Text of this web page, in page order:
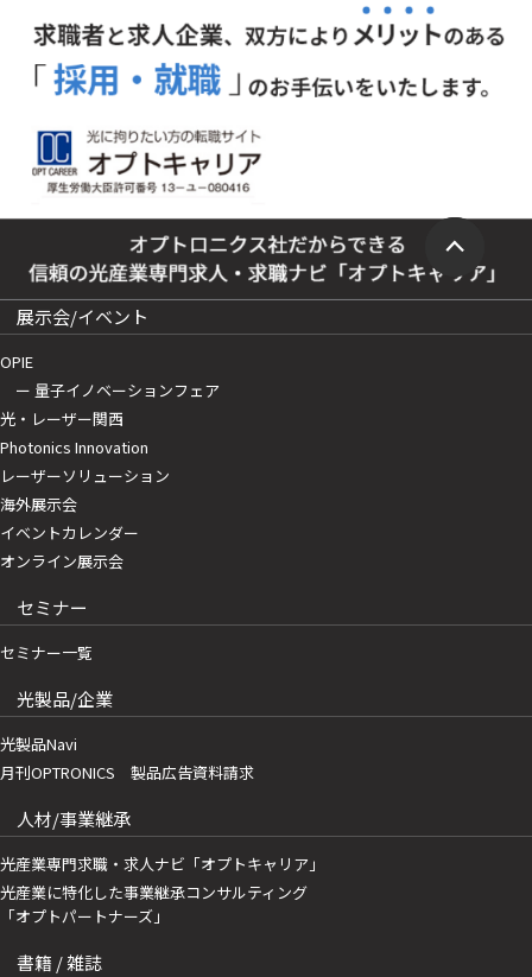
展示会/イベント
OPIE
ー 量子イノベーションフェア
光・レーザー関西
Photonics Innovation
レーザーソリューション
海外展示会
イベントカレンダー
オンライン展示会
セミナー
セミナー一覧
光製品/企業
光製品Navi
月刊OPTRONICS 製品広告資料請求
人材/事業継承
光産業専門求職・求人ナビ「オプトキャリア」
光産業に特化した事業継承コンサルティング
「オプトパートナーズ」
書籍 / 雑誌